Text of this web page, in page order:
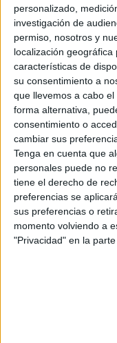
personalizado,
investigación de
permiso, nosotros y
localización
características de
su consentimiento a
que llevemos a cabo
forma alternativa,
consentimiento o
cambiar sus
Tenga en cuenta que
personales puede no
tiene el derecho de
preferencias se
sus preferencias o
momento volviendo a
"Privacidad" en la
Estudios
Estudiar Ingeniería